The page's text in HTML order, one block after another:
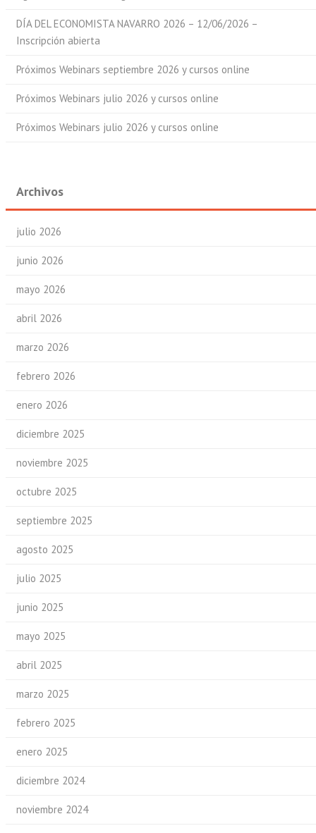
DÍA DEL ECONOMISTA NAVARRO 2026 – 12/06/2026 –
Inscripción abierta
Próximos Webinars septiembre 2026 y cursos online
Próximos Webinars julio 2026 y cursos online
Próximos Webinars julio 2026 y cursos online
Archivos
julio 2026
junio 2026
mayo 2026
abril 2026
marzo 2026
febrero 2026
enero 2026
diciembre 2025
noviembre 2025
octubre 2025
septiembre 2025
agosto 2025
julio 2025
junio 2025
mayo 2025
abril 2025
marzo 2025
febrero 2025
enero 2025
diciembre 2024
noviembre 2024